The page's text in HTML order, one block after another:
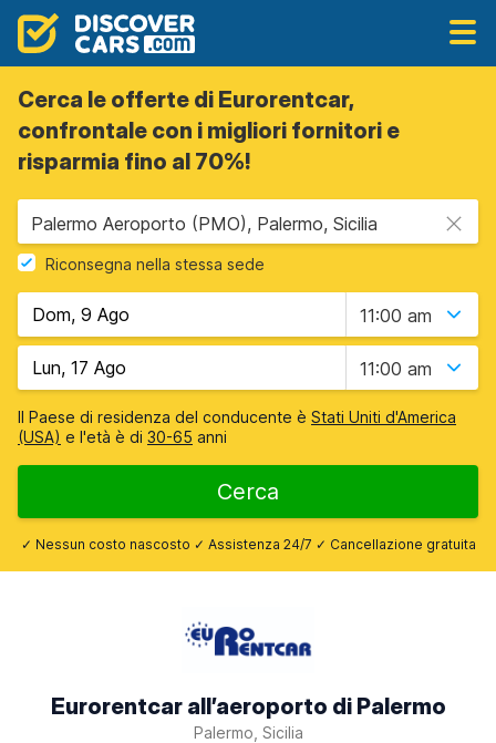
Cerca le offerte di Eurorentcar,
confrontale con i migliori fornitori e
risparmia fino al 70%!
Palermo Aeroporto (PMO), Palermo, Sicilia
Riconsegna nella stessa sede
11:00 am
11:00 am
Il Paese di residenza del conducente è Stati Uniti d'America
(USA) e l'età è di 30-65 anni
Cerca
✓ Nessun costo nascosto ✓ Assistenza 24/7 ✓ Cancellazione gratuita
Eurorentcar all’aeroporto di Palermo
Palermo, Sicilia